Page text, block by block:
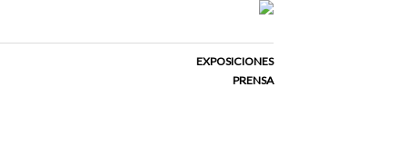
EXPOSICIONES
PRENSA